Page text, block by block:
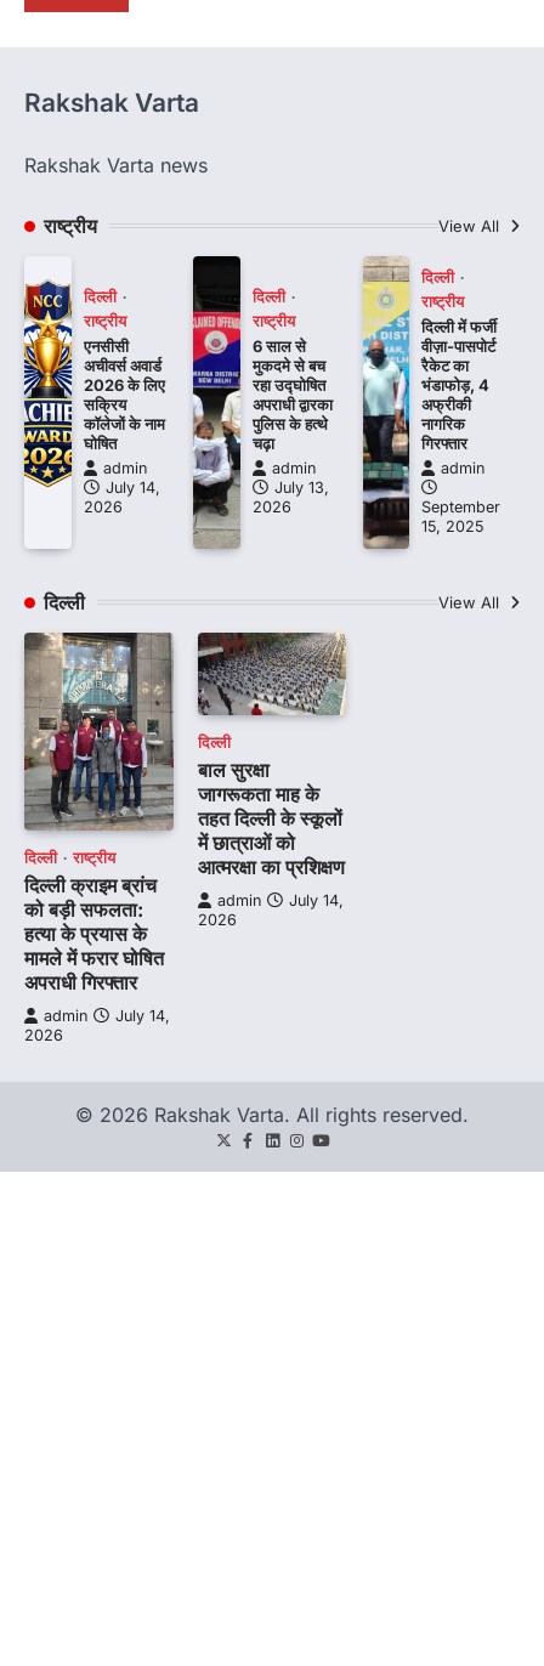
Rakshak Varta
Rakshak Varta news
राष्ट्रीय View All
दिल्ली
राष्ट्रीय
एनसीसी
अचीवर्स अवार्ड
2026 के लिए
सक्रिय
कॉलेजों के नाम
घोषित
admin
July 14,
2026
दिल्ली
राष्ट्रीय
6 साल से
मुकदमे से बच
रहा उद्घोषित
अपराधी द्वारका
पुलिस के हत्थे
चढ़ा
admin
July 13,
2026
दिल्ली
राष्ट्रीय
दिल्ली में फर्जी
वीज़ा-पासपोर्ट
रैकेट का
भंडाफोड़, 4
अफ्रीकी
नागरिक
गिरफ्तार
admin
September
15, 2025
दिल्ली View All
दिल्ली राष्ट्रीय
दिल्ली क्राइम ब्रांच
को बड़ी सफलता:
हत्या के प्रयास के
मामले में फरार घोषित
अपराधी गिरफ्तार
admin
July 14,
2026
दिल्ली
बाल सुरक्षा
जागरूकता माह के
तहत दिल्ली के स्कूलों
में छात्राओं को
आत्मरक्षा का प्रशिक्षण
admin
July 14,
2026
© 2026 Rakshak Varta. All rights reserved.
TwitterFacebook
LinkedIn
Instagram
youtube